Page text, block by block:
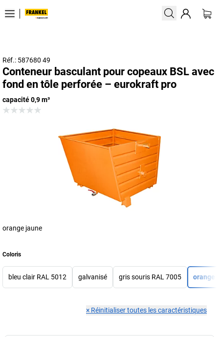
Réf.: 587680 49
Conteneur basculant pour copeaux BSL avec
fond en tôle perforée – eurokraft pro
capacité 0,9 m³
orange jaune
Coloris
bleu clair RAL 5012 galvanisé gris souris RAL 7005 orange
× Réinitialiser toutes les caractéristiques